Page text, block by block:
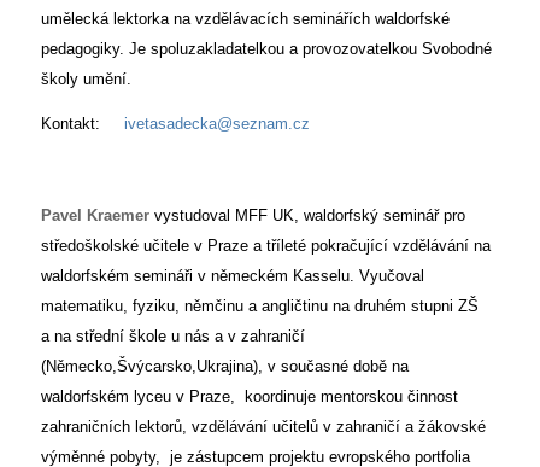
umělecká lektorka na vzdělávacích seminářích waldorfské
pedagogiky. Je spoluzakladatelkou a provozovatelkou Svobodné
školy umění.
Kontakt: ivetasadecka@seznam.cz
Pavel Kraemer vystudoval MFF UK, waldorfský seminář pro
středoškolské učitele v Praze a tříleté pokračující vzdělávání na
waldorfském semináři v německém Kasselu. Vyučoval
matematiku, fyziku, němčinu a angličtinu na druhém stupni ZŠ
a na střední škole u nás a v zahraničí
(Německo,Švýcarsko,Ukrajina), v současné době na
waldorfském lyceu v Praze, koordinuje mentorskou činnost
zahraničních lektorů, vzdělávání učitelů v zahraničí a žákovské
výměnné pobyty, je zástupcem projektu evropského portfolia